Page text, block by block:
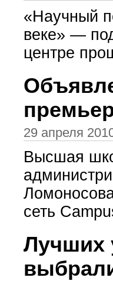
«Научный
веке» —
центре
29 апреля
Высшая
сеть
Лучших